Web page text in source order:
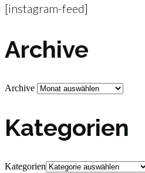
[instagram-feed]
Archive
Archive
Kategorien
Kategorien